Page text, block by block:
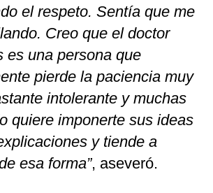
el respeto. Sentía que me
Creo que el doctor
es una persona que
pierde la paciencia muy
intolerante y muchas
quiere imponerte sus ideas
y tiende a
esa forma”, aseveró.